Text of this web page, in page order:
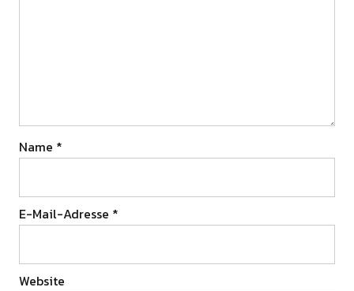
Name *
E-Mail-Adresse *
Website